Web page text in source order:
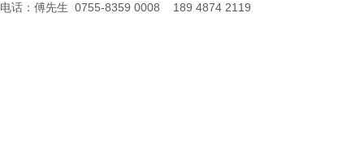
电话：傅先生 0755-8359 0008 189 4874 2119